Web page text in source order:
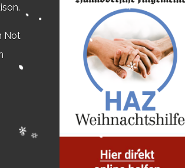
Not